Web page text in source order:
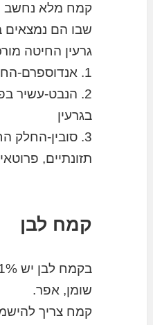
קמח מלא נחשב
שבו הם נמצאים
גרעין החיטה
1. אנדוספרם-החלק הלבן בו שוכן הגלוטן.
2. הנבט-עשיר
בגרעין
3. סובין-החלק
תזונתיים,
קמח לבן
שומן, אפר.
קמח צריך